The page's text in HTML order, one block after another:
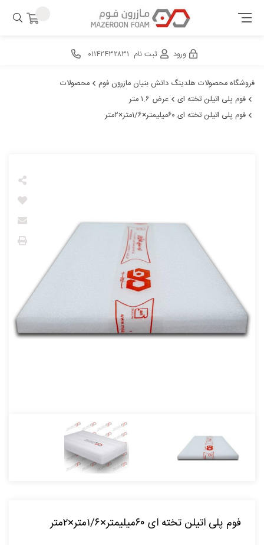
ورود ثبت نام ۰۱۱۴۲۴۳۲۸۳۱
فروشگاه محصولات هلدینگ دانش بنیان مازرون فوم
محصولات
فوم پلی اتیلن تخته ای
عرض ۱.۶ متر
فوم پلی اتیلن تخته ای ۶۰میلیمتر×۱/۶متر×۲متر
فوم پلی اتیلن تخته ای ۶۰میلیمتر×۱/۶متر×۲متر